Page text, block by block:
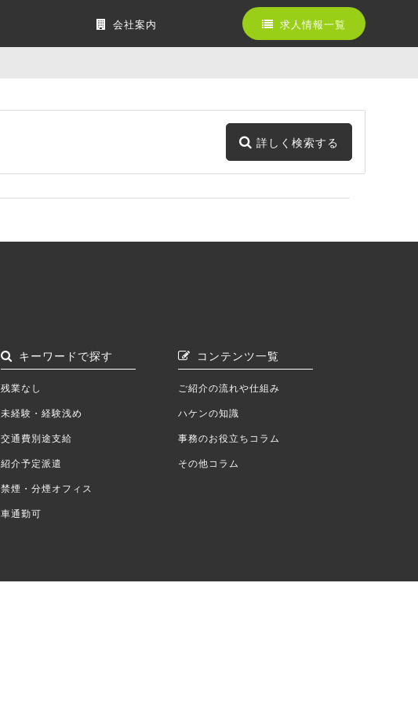
会社案内 求人情報一覧
詳しく検索する
キーワードで探す
残業なし
未経験・経験浅め
交通費別途支給
紹介予定派遣
禁煙・分煙オフィス
車通勤可
コンテンツ一覧
ご紹介の流れや仕組み
ハケンの知識
事務のお役立ちコラム
その他コラム